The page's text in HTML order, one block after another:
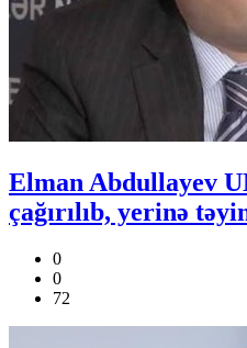
Elman Abdullayev
çağırılıb, yerinə
0
0
72